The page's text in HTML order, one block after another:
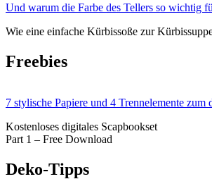
Und warum die Farbe des Tellers so wichtig
Wie eine einfache Kürbissoße zur
Freebies
7 stylische Papiere und 4 Trennelemente zum
Kostenloses digitales Scapbookset
Part 1 – Free Download
Deko-Tipps